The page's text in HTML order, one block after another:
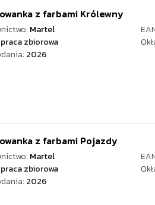
z farbami Królewny
Martel
praca zbiorowa
2026
z farbami Pojazdy
Martel
praca zbiorowa
2026